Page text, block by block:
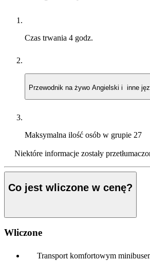
Czas trwania 4 godz.
Przewodnik na żywo Angielski i inne
Maksymalna ilość osób w grupie 27
Niektóre informacje zostały
Co jest wliczone w cenę?
Wliczone
Transport komfortowym